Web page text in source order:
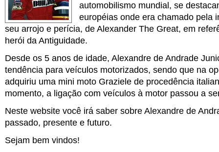
automobilismo mundial, se
européias onde era chamado pela
seu arrojo e perícia, de Alexander The Great, em
herói da Antiguidade.
Desde os 5 anos de idade, Alexandre de Andrade
tendência para veículos motorizados, sendo que na
adquiriu uma mini moto Graziele de procedência
momento, a ligação com veículos à motor passou a
Neste website você irá saber sobre Alexandre de
passado, presente e futuro.
Sejam bem vindos!